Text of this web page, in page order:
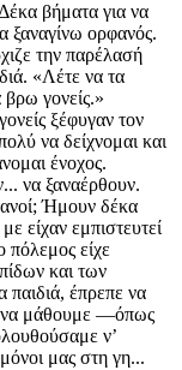
βήματα για να
ξαναγίνω ορφανός.
την παρέλασή
«Λέτε να τα
γονείς.»
ξέφυγαν τον
να δείχνομαι και
ένοχος.
να ξαναέρθουν.
Ήμουν δέκα
είχαν εμπιστευτεί
είχε
και των
παιδιά, έπρεπε να
να μάθουμε —όπως
νʼ
μας στη γη...